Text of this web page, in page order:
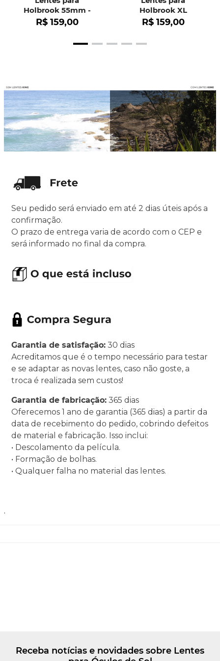
Holbrook 55mm -
OO9102
R$ 159,00
Holbrook XL
R$ 159,00
Seu pedido será enviado em até 2 dias úteis após a
confirmação.
O prazo de entrega varia de acordo com o CEP e
será informado no final da compra.
Garantia de satisfação: 30 dias
Acreditamos que é o tempo necessário para testar
e se adaptar as novas lentes, caso não goste, a
troca é realizada sem custos!
Garantia de fabricação: 365 dias
Oferecemos 1 ano de garantia (365 dias) a partir da
data de recebimento do pedido, cobrindo defeitos
de material e fabricação. Isso inclui:
• Descolamento da película.
• Formação de bolhas.
• Qualquer falha no material das lentes.
.
Receba notícias e novidades sobre Lentes